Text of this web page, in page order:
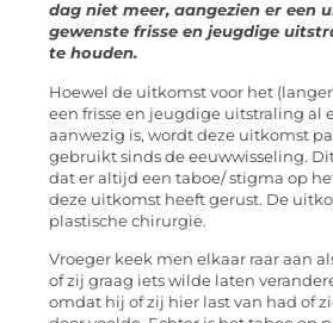
dag niet meer, aangezien er een
gewenste frisse en jeugdige
te houden.
Hoewel de uitkomst voor het
een frisse en jeugdige uitstraling al
aanwezig is, wordt deze uitkomst
gebruikt sinds de eeuwwisseling.
dat er altijd een taboe/ stigma op
deze uitkomst heeft gerust. De
plastische chirurgie.
Vroeger keek men elkaar raar aan
of zij graag iets wilde laten
omdat hij of zij hier last van had of